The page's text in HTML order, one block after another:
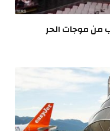
من موجات الحر